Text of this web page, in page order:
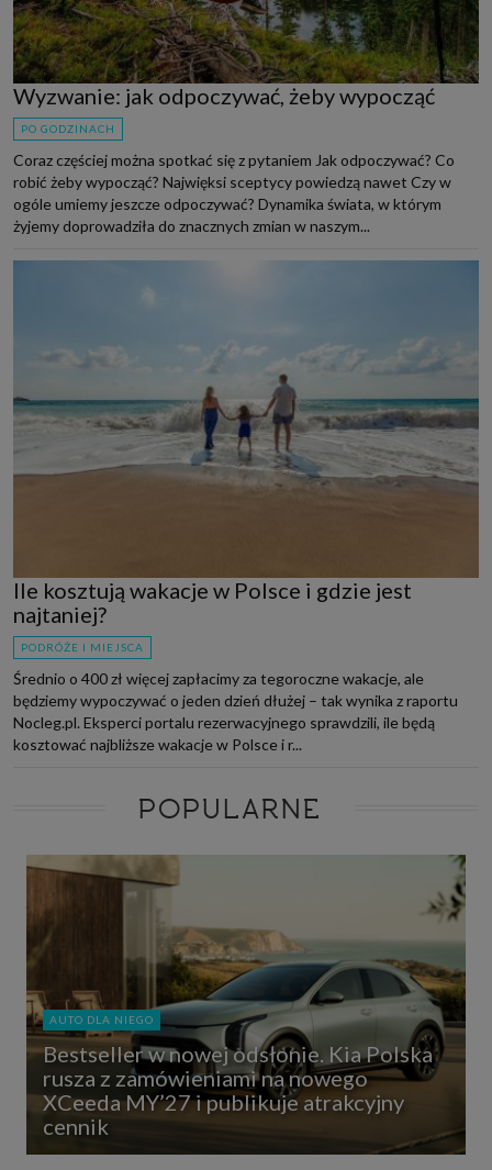
Wyzwanie: jak odpoczywać, żeby wypocząć
PO GODZINACH
Coraz częściej można spotkać się z pytaniem Jak odpoczywać? Co
robić żeby wypocząć? Najwięksi sceptycy powiedzą nawet Czy w
ogóle umiemy jeszcze odpoczywać? Dynamika świata, w którym
żyjemy doprowadziła do znacznych zmian w naszym...
Ile kosztują wakacje w Polsce i gdzie jest
najtaniej?
PODRÓŻE I MIEJSCA
Średnio o 400 zł więcej zapłacimy za tegoroczne wakacje, ale
będziemy wypoczywać o jeden dzień dłużej – tak wynika z raportu
Nocleg.pl. Eksperci portalu rezerwacyjnego sprawdzili, ile będą
kosztować najbliższe wakacje w Polsce i r...
POPULARNE
AUTO DLA NIEGO
Bestseller w nowej odsłonie. Kia Polska
rusza z zamówieniami na nowego
XCeeda MY’27 i publikuje atrakcyjny
cennik